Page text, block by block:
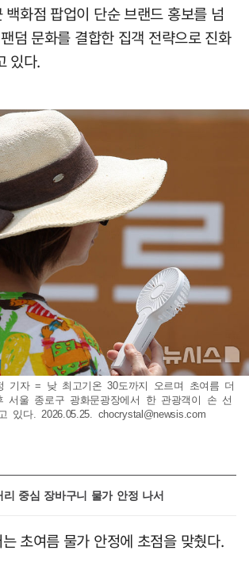
백화점 팝업이 단순 브랜드 홍보를 넘
덤 문화를 결합한 집객 전략으로 진화
있다.
기자 = 낮 최고기온 30도까지 오르며 초여름 더
서울 종로구 광화문광장에서 한 관광객이 손 선
있다. 2026.05.25. chocrystal@newsis.com
중심 장바구니 물가 안정 나서
초여름 물가 안정에 초점을 맞췄다.